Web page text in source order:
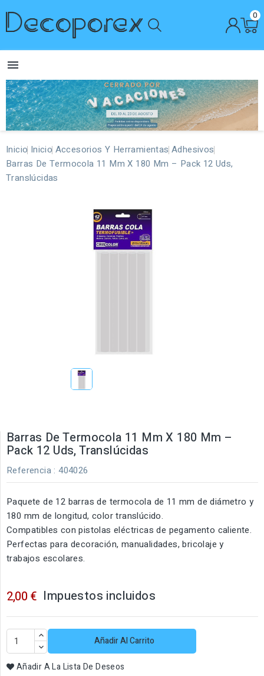
0

Inicio Inicio Accesorios Y Herramientas Adhesivos
Barras De Termocola 11 Mm X 180 Mm – Pack 12 Uds,
Translúcidas
Barras De Termocola 11 Mm X 180 Mm –
Pack 12 Uds, Translúcidas
Referencia : 404026
Paquete de 12 barras de termocola de 11 mm de diámetro y
180 mm de longitud, color translúcido.
Compatibles con pistolas eléctricas de pegamento caliente.
Perfectas para decoración, manualidades, bricolaje y
trabajos escolares.
2,00 € Impuestos incluidos
Añadir Al Carrito
Añadir A La Lista De Deseos